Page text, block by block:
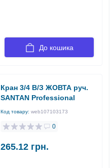
До кошика
Кран 3/4 В/З ЖОВТА руч.
SANTAN Professional
Код товару: web107103173
0
265.12 грн.